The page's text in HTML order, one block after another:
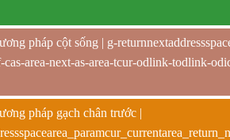
pháp cột sống | g-
area-next-as-area-tcur-odlink-todlink-
pháp gạch chân trước |